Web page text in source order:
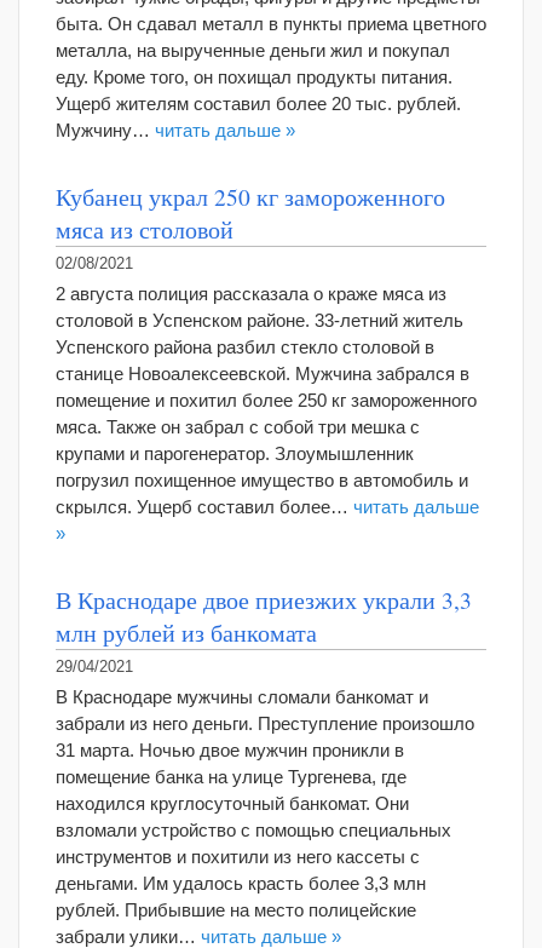
быта. Он сдавал металл в пункты приема цветного
металла, на вырученные деньги жил и покупал
еду. Кроме того, он похищал продукты питания.
Ущерб жителям составил более 20 тыс. рублей.
Мужчину… читать дальше »
Кубанец украл 250 кг замороженного
мяса из столовой
02/08/2021
2 августа полиция рассказала о краже мяса из
столовой в Успенском районе. 33-летний житель
Успенского района разбил стекло столовой в
станице Новоалексеевской. Мужчина забрался в
помещение и похитил более 250 кг замороженного
мяса. Также он забрал с собой три мешка с
крупами и парогенератор. Злоумышленник
погрузил похищенное имущество в автомобиль и
скрылся. Ущерб составил более… читать дальше
»
В Краснодаре двое приезжих украли 3,3
млн рублей из банкомата
29/04/2021
В Краснодаре мужчины сломали банкомат и
забрали из него деньги. Преступление произошло
31 марта. Ночью двое мужчин проникли в
помещение банка на улице Тургенева, где
находился круглосуточный банкомат. Они
взломали устройство с помощью специальных
инструментов и похитили из него кассеты с
деньгами. Им удалось красть более 3,3 млн
рублей. Прибывшие на место полицейские
забрали улики… читать дальше »